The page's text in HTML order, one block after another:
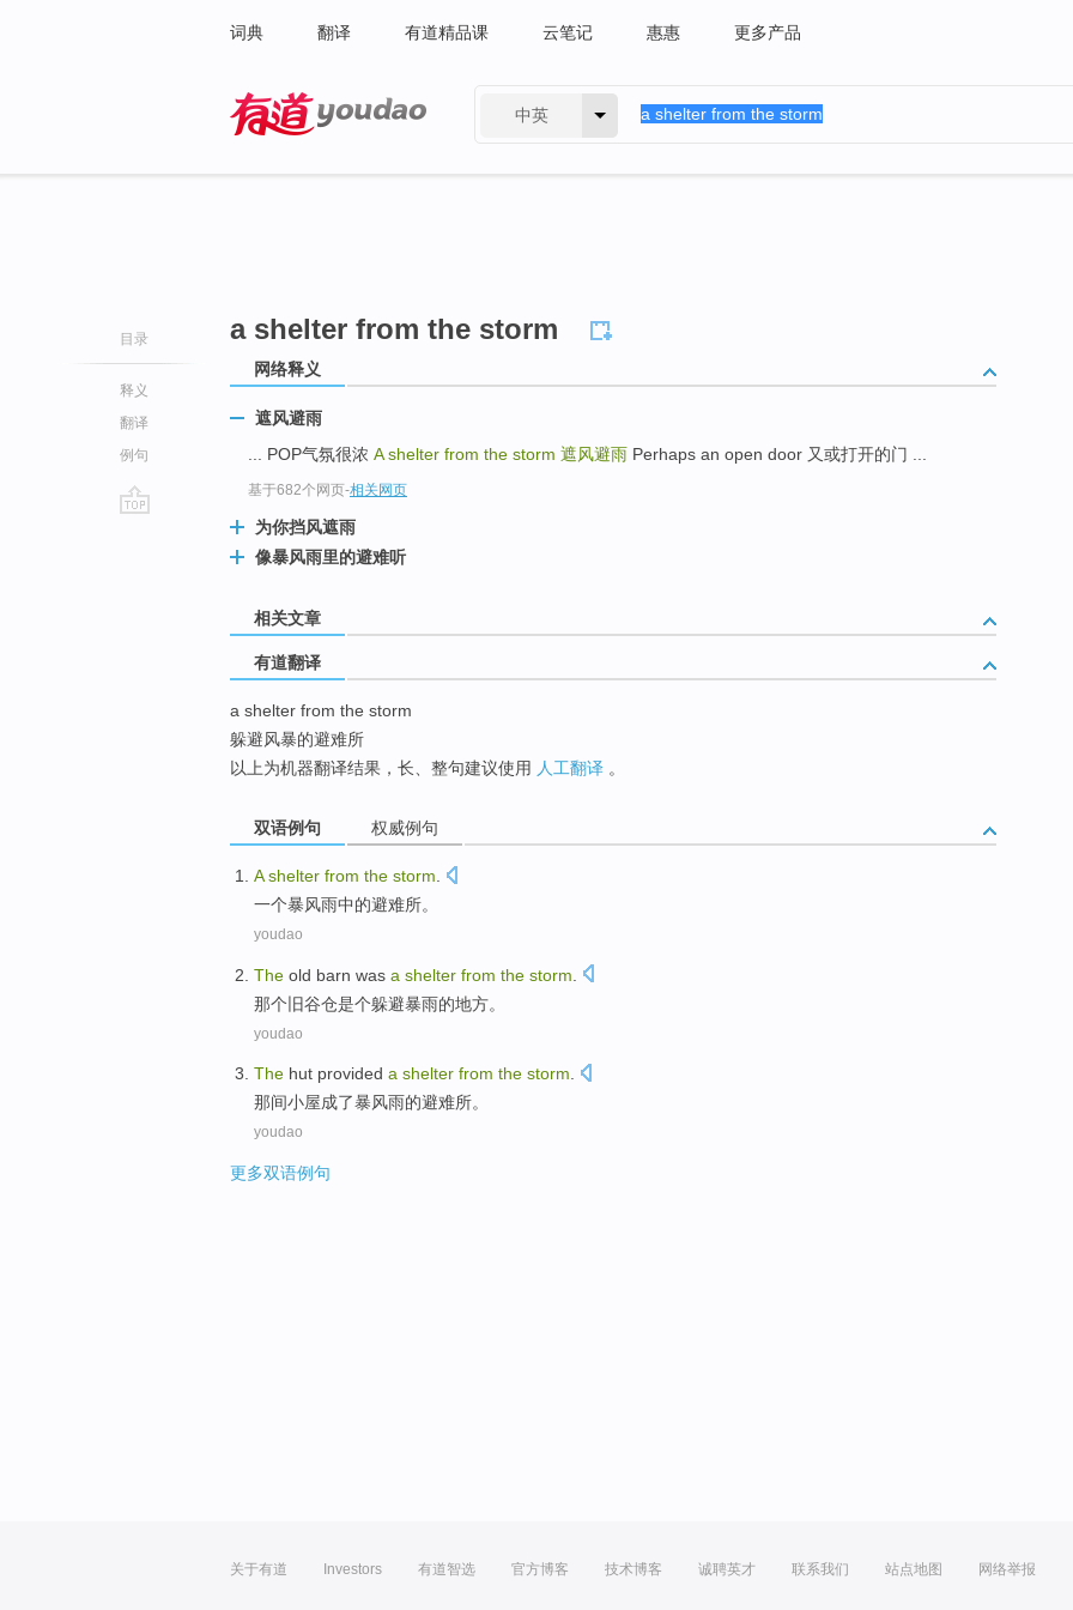
词典 翻译 有道精品课 云笔记 惠惠 更多产品
中英
目录
释义
翻译
例句
a shelter from the storm
网络释义
遮风避雨
... POP气氛很浓 A shelter from the storm 遮风避雨 Perhaps an open door 又或打开的门 ...
基于682个网页-相关网页
为你挡风遮雨
像暴风雨里的避难听
相关文章
有道翻译
a shelter from the storm
躲避风暴的避难所
以上为机器翻译结果，长、整句建议使用 人工翻译 。
双语例句 权威例句
A shelter from the storm
一个暴风雨中的避难所。
youdao
The old barn was a shelter from the storm
那个 旧谷仓是个躲避暴雨的地方。
youdao
The hut provided a shelter from the storm.
那间小屋成了暴风雨的避难所。
youdao
更多双语例句
关于有道 Investors 有道智选 官方博客 技术博客 诚聘英才 联系我们 站点地图 网络举报